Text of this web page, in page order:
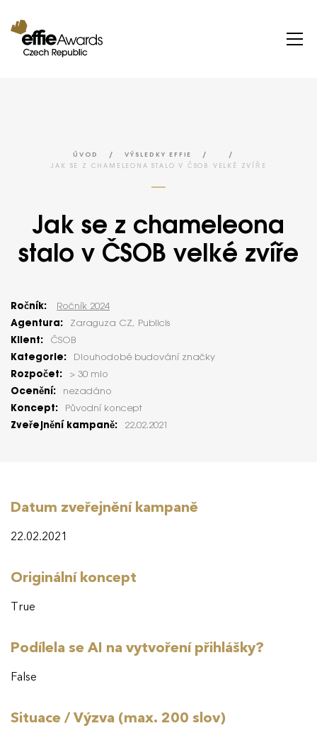
ÚVOD / VÝSLEDKY EFFIE / /
JAK SE Z CHAMELEONA STALO V ČSOB VELKÉ ZVÍŘE
Jak se z chameleona
stalo v ČSOB velké zvíře
Ročník: Ročník 2024
Agentura: Zaraguza CZ, Publicis
Klient: ČSOB
Kategorie: Dlouhodobé budování značky
Rozpočet: > 30 mio
Ocenění: nezadáno
Koncept: Původní koncept
Zveřejnění kampaně: 22.02.2021
Datum zveřejnění kampaně
22.02.2021
Originální koncept
True
Podílela se AI na vytvoření přihlášky?
False
Situace / Výzva (max. 200 slov)